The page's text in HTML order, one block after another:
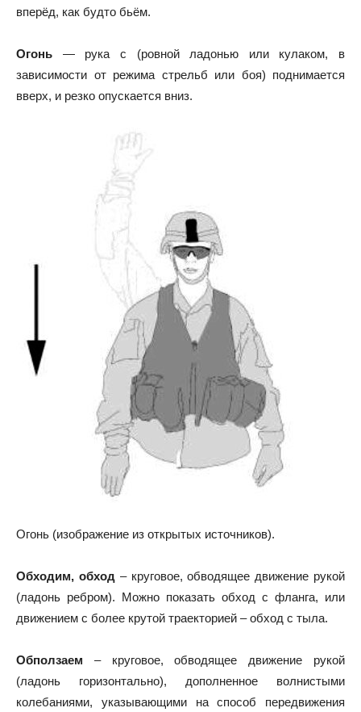
вперёд, как будто бьём.
Огонь — рука с (ровной ладонью или кулаком, в
зависимости от режима стрельб или боя) поднимается
вверх, и резко опускается вниз.
Огонь (изображение из открытых источников).
Обходим, обход – круговое, обводящее движение рукой
(ладонь ребром). Можно показать обход с фланга, или
движением с более крутой траекторией – обход с тыла.
Обползаем – круговое, обводящее движение рукой
(ладонь горизонтально), дополненное волнистыми
колебаниями, указывающими на способ передвижения